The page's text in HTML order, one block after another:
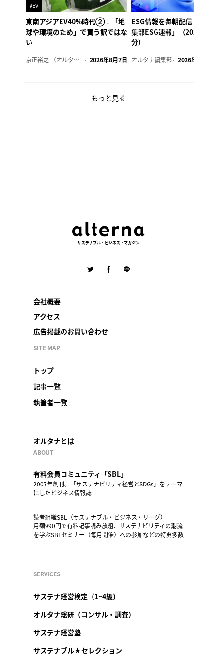
#EV
東南アジアEV40%時代②：「地
球や環境のため」で買う訳ではな
い
京正裕之 （オルタナ副編集長） 2026年8月7日
ESG情報を毎朝配信「オル
集部ESG速報」（2026年8
分）
オルタナ編集部 2026年8月7日
もっと見る
サステナブル・ビジネス・マガジン
会社概要
アクセス
広告掲載のお問い合わせ
SITE MAP
トップ
記事一覧
執筆者一覧
オルタナとは
ABOUT
有料会員コミュニティ「SBL」
2007年創刊。「サステナビリティ経営とSDGs」をテーマ
にしたビジネス情報誌
読者組織SBL（サステナブル・ビジネス・リーグ）
月額990円で有料記事読み放題、サステナビリティの潮流
を学ぶSBLセミナー（毎月開催）への参加などの特典多数
SERVICES
サステナ経営検定（1~4級）
オルタナ総研（コンサル・調査）
サステナ経営塾
サステナブル★セレクション